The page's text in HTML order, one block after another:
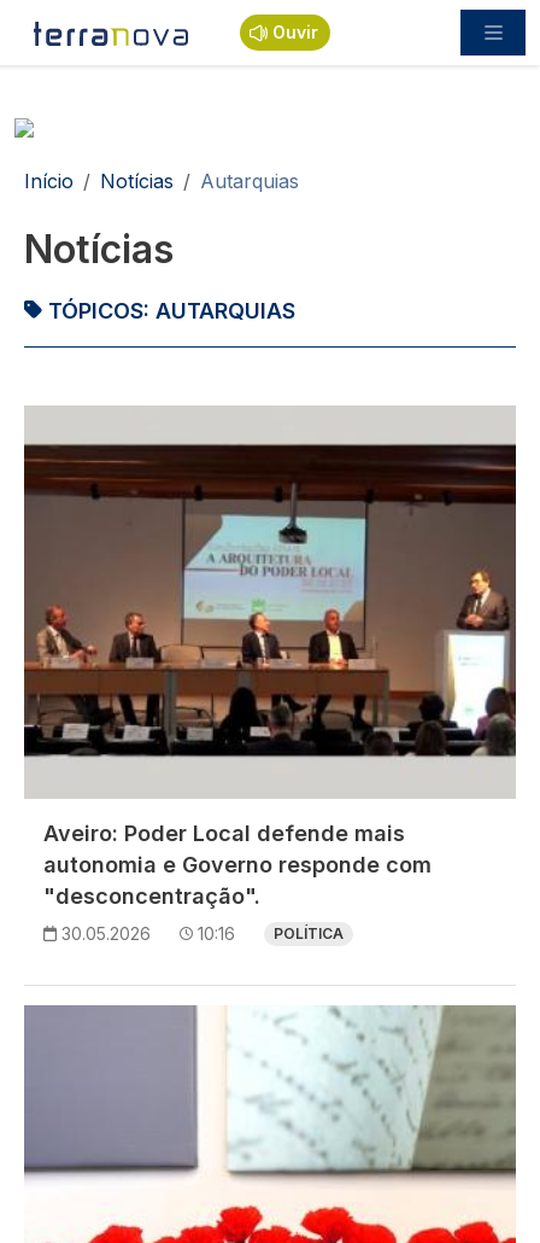
Passar para o conteúdo principal
Ouvir
Navegação estrutural
Início Notícias Autarquias
Notícias
TÓPICOS: AUTARQUIAS
Aveiro: Poder Local defende mais
autonomia e Governo responde com
"desconcentração".
30.05.2026 10:16 POLÍTICA